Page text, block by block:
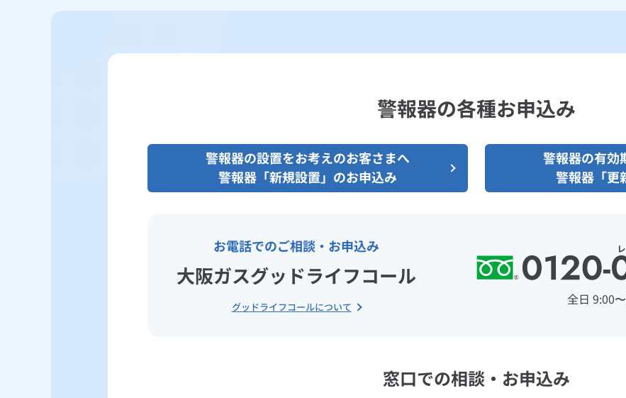
警報器の各種お申込み
警報器の設置をお考えのお客さまへ
警報器「新規設置」のお申込み
警報器の有効
警報器「更
お電話でのご相談・お申込み
大阪ガスグッドライフコール
グッドライフコールについて 全日 9:00
窓口での相談・お申込み